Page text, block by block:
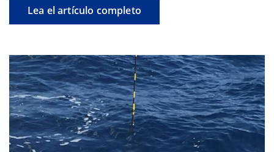
Lea el artículo completo